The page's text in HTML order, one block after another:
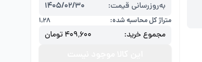
به‌روزرسانی قیمت:
1405/02/30
متراژ کل محاسبه شده: ۱,۲۸
مجموع خرید: ۴۰۹٬۶۰۰ تومان